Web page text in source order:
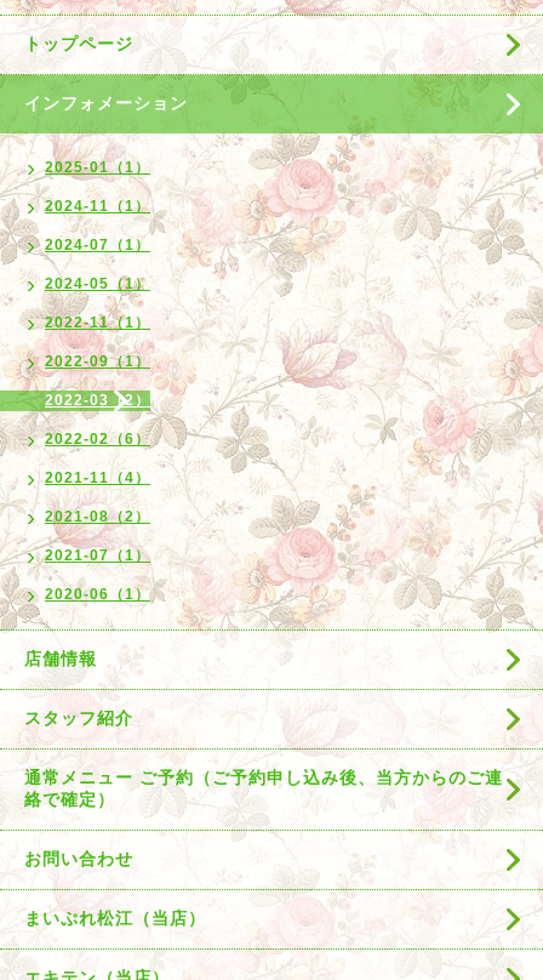
トップページ
インフォメーション
2025-01（1）
2024-11（1）
2024-07（1）
2024-05（1）
2022-11（1）
2022-09（1）
2022-03（2）
2022-02（6）
2021-11（4）
2021-08（2）
2021-07（1）
2020-06（1）
店舗情報
スタッフ紹介
通常メニュー ご予約（ご予約申し込み後、当方からのご連
絡で確定）
お問い合わせ
まいぷれ松江（当店）